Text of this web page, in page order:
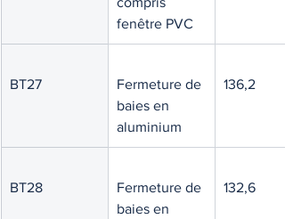
fenêtre PVC
BT27
Fermeture de
baies en
aluminium
136,2
BT28
Fermeture de
baies en
132,6